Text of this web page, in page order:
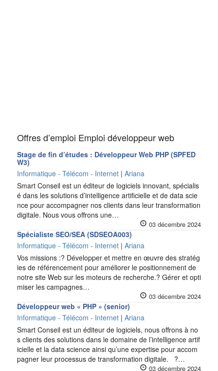
Offres d’emploi Emploi développeur web
Stage de fin d’études : Développeur Web PHP (SPFED
W3)
Informatique - Télécom - Internet | Ariana
Smart Conseil est un éditeur de logiciels innovant, spécialis
é dans les solutions d’intelligence artificielle et de data scie
nce pour accompagner nos clients dans leur transformation
digitale. Nous vous offrons une…
03 décembre 2024
Spécialiste SEO/SEA (SDSEOA003)
Informatique - Télécom - Internet | Ariana
Vos missions :? Développer et mettre en œuvre des stratég
ies de référencement pour améliorer le positionnement de
notre site Web sur les moteurs de recherche.? Gérer et opti
miser les campagnes…
03 décembre 2024
Développeur web « PHP » (senior)
Informatique - Télécom - Internet | Ariana
Smart Conseil est un éditeur de logiciels, nous offrons à no
s clients des solutions dans le domaine de l’intelligence artif
icielle et la data science ainsi qu’une expertise pour accom
pagner leur processus de transformation digitale. ?…
03 décembre 2024